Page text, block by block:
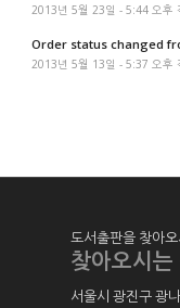
2013년 5월 23일 - 5:44 오후
Order status changed
2013년 5월 13일 - 5:37 오후
도서출판을 찾아
찾아오시는
서울시 광진구 광